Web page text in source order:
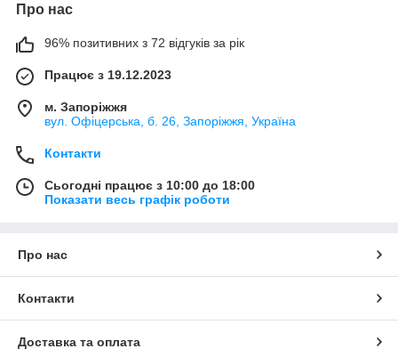
Про нас
96% позитивних з 72 відгуків за рік
Працює з 19.12.2023
м. Запоріжжя
вул. Офіцерська, б. 26, Запоріжжя, Україна
Контакти
Сьогодні працює з 10:00 до 18:00
Показати весь графік роботи
Про нас
Контакти
Доставка та оплата